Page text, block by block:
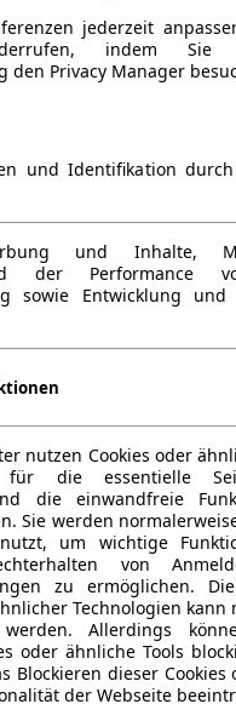
jederzeit
indem
den Privacy Manager
und Identifikation
und Inhalte,
der Performance
sowie Entwicklung und
nutzen Cookies oder
für die essentielle
die einwandfreie
Sie werden
um wichtige
von
zu ermöglichen.
Technologien kann
Allerdings
oder ähnliche Tools
Blockieren dieser
der Webseite